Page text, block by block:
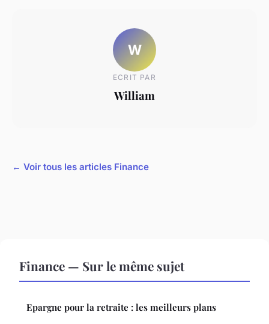
W
ECRIT PAR
William
← Voir tous les articles Finance
Finance — Sur le même sujet
Epargne pour la retraite : les meilleurs plans